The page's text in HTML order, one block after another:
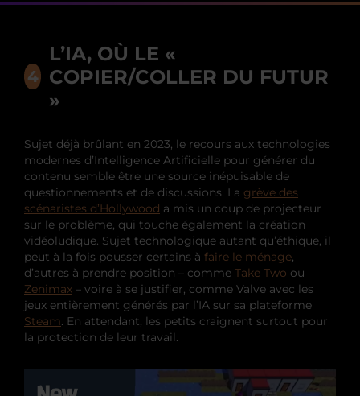
L’IA, OÙ LE «
COPIER/COLLER DU FUTUR
»
Sujet déjà brûlant en 2023, le recours aux technologies
modernes d’Intelligence Artificielle pour générer du
contenu semble être une source inépuisable de
questionnements et de discussions. La grève des
scénaristes d’Hollywood a mis un coup de projecteur
sur le problème, qui touche également la création
vidéoludique. Sujet technologique autant qu’éthique, il
peut à la fois pousser certains à faire le ménage,
d’autres à prendre position – comme Take Two ou
Zenimax – voire à se justifier, comme Valve avec les
jeux entièrement générés par l’IA sur sa plateforme
Steam. En attendant, les petits craignent surtout pour
la protection de leur travail.